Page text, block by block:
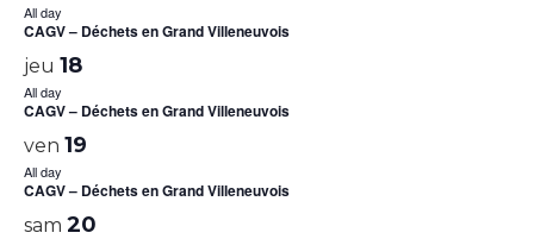
All day
CAGV – Déchets en Grand Villeneuvois
jeu 18
All day
CAGV – Déchets en Grand Villeneuvois
ven 19
All day
CAGV – Déchets en Grand Villeneuvois
sam 20